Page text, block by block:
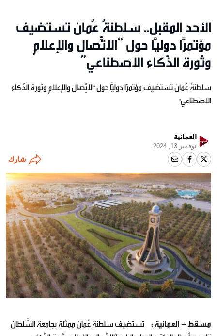
الأحد المقبل.. سلطنةُ عُمان تستضيف
مؤتمرًا دوليًّا حول “الاتِّصال والإعلام
وثورة الذّكاء الاصطناعي”
سلطنةُ عُمان تستضيف مؤتمرًا دوليًّا حول "الاتِّصال والإعلام وثورة الذّكاء
الاصطناعي"
العمانية
نوفمبر 13, 2024
شارك
مسقط - العمانية :
تستضيف سلطنة عُمان ممثلة بجامعة السُّلطان